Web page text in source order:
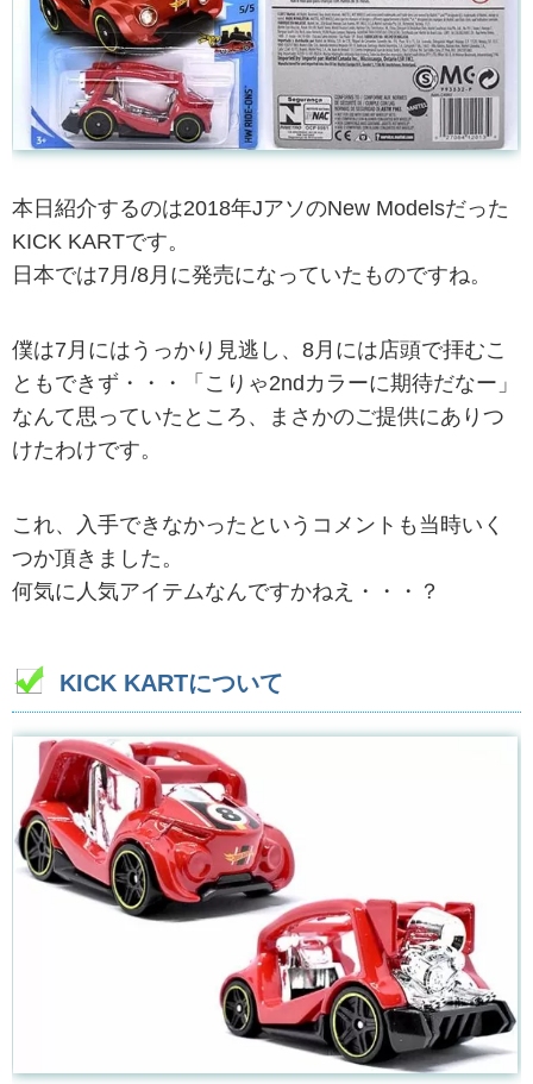
本日紹介するのは2018年JアソのNew Modelsだった
KICK KARTです。
日本では7月/8月に発売になっていたものですね。
僕は7月にはうっかり見逃し、8月には店頭で拝むこ
ともできず・・・「こりゃ2ndカラーに期待だなー」
なんて思っていたところ、まさかのご提供にありつ
けたわけです。
これ、入手できなかったというコメントも当時いく
つか頂きました。
何気に人気アイテムなんですかねえ・・・？
KICK KARTについて